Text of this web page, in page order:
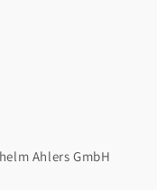
Ahlers GmbH